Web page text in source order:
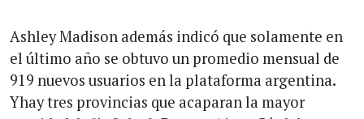
Ashley Madison además indicó que solamente en
el último año se obtuvo un promedio mensual de
919 nuevos usuarios en la plataforma argentina.
Yhay tres provincias que acaparan la mayor